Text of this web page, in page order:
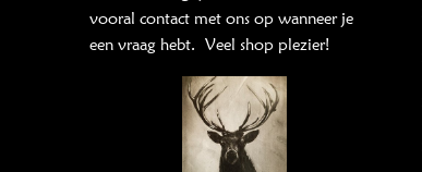
vooral contact met ons op wanneer je
een vraag hebt. Veel shop plezier!